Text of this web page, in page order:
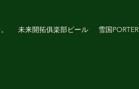
未来開拓俱楽部ビール 雪国PORTER